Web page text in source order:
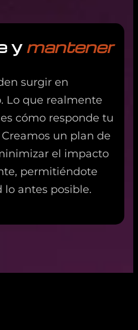
y mantener
surgir en
Lo que realmente
cómo responde tu
un plan de
el impacto
permitiéndote
antes posible.